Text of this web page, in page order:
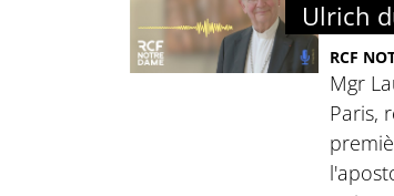
Ulrich
RCF
Mgr
Paris,